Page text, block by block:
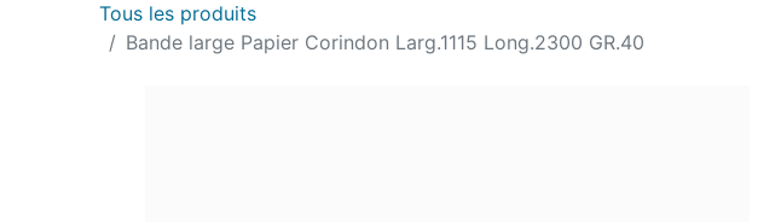
Tous les produits
Bande large Papier Corindon Larg.1115 Long.2300 GR.40